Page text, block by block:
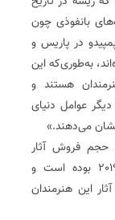
بانفوذی چون
در پاریس و
‌به‌طوری‌که این
هستند و
عوامل دنیای
می‌دهند.»
حجم فروش آثار
هنرمندان در حدفاصل ژوئیه ٢٠۱۸ تا ژوئن ٢٠١۹ بوده است و
این هنرمندان